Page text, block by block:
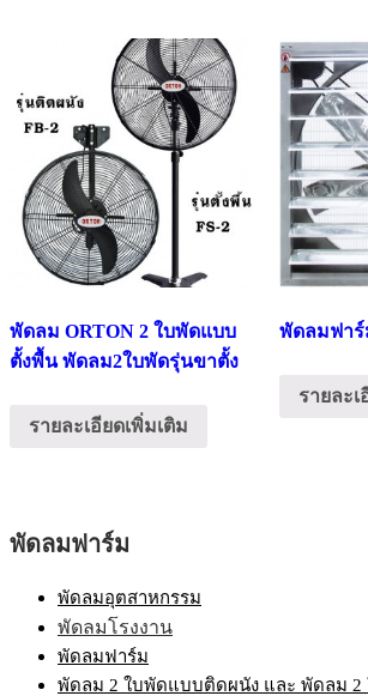
พัดลม ORTON 2 ใบพัดแบบ
ตั้งพื้น พัดลม2ใบพัดรุ่นขาตั้ง
รายละเอียดเพิ่มเติม
พัดลมฟาร์
รายละเ
พัดลมฟาร์ม
พัดลมอุตสาหกรรม
พัดลมโรงงาน
พัดลมฟาร์ม
พัดลม 2 ใบพัดแบบติดผนัง และ พัดลม